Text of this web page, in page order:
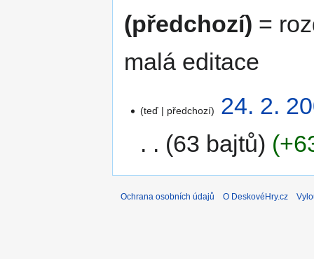
(předchozí) =
malá editace
teď předchozí
24. 2.
63 bajtů
Ochrana osobních údajů O DeskovéHry.cz